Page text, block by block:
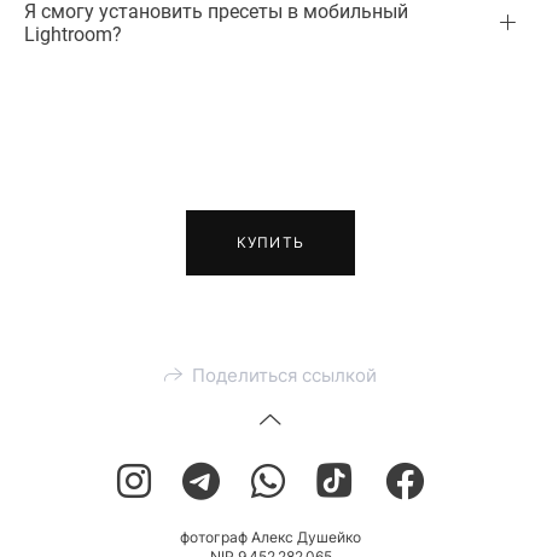
Я смогу установить пресеты в мобильный
Lightroom?
КУПИТЬ
Поделиться ссылкой
фотограф Алекс Душейко